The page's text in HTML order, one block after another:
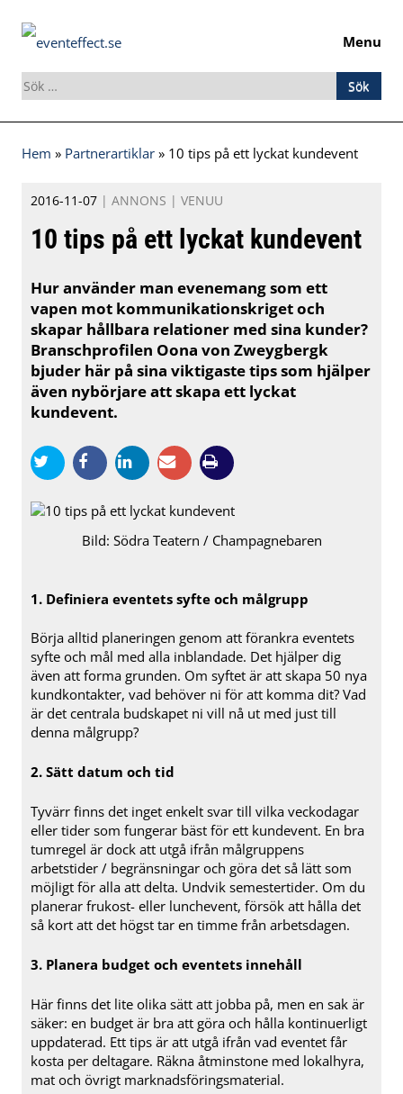
Menu
Sök
efter:
Skip
Hem » Partnerartiklar » 10 tips på ett lyckat kundevent
2016-11-07 | ANNONS | VENUU
10 tips på ett lyckat kundevent
Hur använder man evenemang som ett
vapen mot kommunikationskriget och
skapar hållbara relationer med sina kunder?
Branschprofilen Oona von Zweygbergk
bjuder här på sina viktigaste tips som hjälper
även nybörjare att skapa ett lyckat
kundevent.
Bild: Södra Teatern / Champagnebaren
1. Definiera eventets syfte och målgrupp
Börja alltid planeringen genom att förankra eventets
syfte och mål med alla inblandade. Det hjälper dig
även att forma grunden. Om syftet är att skapa 50 nya
kundkontakter, vad behöver ni för att komma dit? Vad
är det centrala budskapet ni vill nå ut med just till
denna målgrupp?
2. Sätt datum och tid
Tyvärr finns det inget enkelt svar till vilka veckodagar
eller tider som fungerar bäst för ett kundevent. En bra
tumregel är dock att utgå ifrån målgruppens
arbetstider / begränsningar och göra det så lätt som
möjligt för alla att delta. Undvik semestertider. Om du
planerar frukost- eller lunchevent, försök att hålla det
så kort att det högst tar en timme från arbetsdagen.
3. Planera budget och eventets innehåll
Här finns det lite olika sätt att jobba på, men en sak är
säker: en budget är bra att göra och hålla kontinuerligt
uppdaterad. Ett tips är att utgå ifrån vad eventet får
kosta per deltagare. Räkna åtminstone med lokalhyra,
mat och övrigt marknadsföringsmaterial.